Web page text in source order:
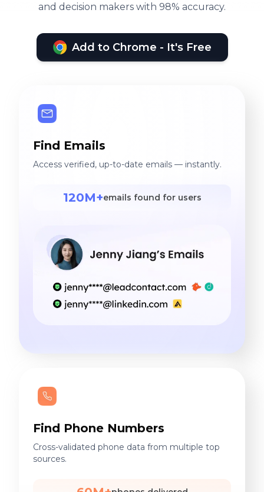
and decision makers with 98% accuracy.
Add to Chrome - It's Free
Find Emails
Access verified, up-to-date emails — instantly.
120M+emails found for users
Find Phone Numbers
Cross-validated phone data from multiple top
sources.